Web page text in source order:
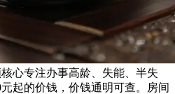
心专注办事高龄、失能、半失
起的价钱，价钱通明可查。房间